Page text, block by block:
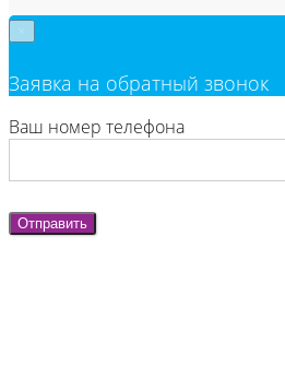
Заявка на обратный звонок
Ваш номер телефона
Отправить